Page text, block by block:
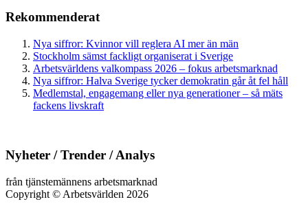
Rekommenderat
Nya siffror: Kvinnor vill reglera AI mer än män
Stockholm sämst fackligt organiserat i Sverige
Arbetsvärldens valkompass 2026 – fokus arbetsmarknad
Nya siffror: Halva Sverige tycker demokratin går åt fel håll
Medlemstal, engagemang eller nya generationer – så mäts
fackens livskraft
Nyheter / Trender / Analys
från tjänstemännens arbetsmarknad
Copyright © Arbetsvärlden 2026